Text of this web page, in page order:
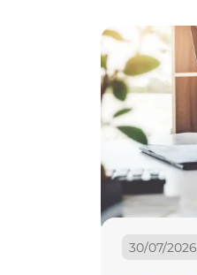
30/07/2026